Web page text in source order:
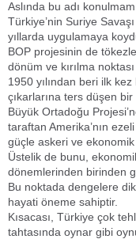
Aslında bu adı
Türkiye’nin Suriye
yıllarda uygulamaya
BOP projesinin de
dönüm ve kırılma noktası
1950 yılından beri ilk
çıkarlarına ters düşen
Büyük Ortadoğu
taraftan Amerika’nın
güçle askeri ve
Üstelik de bunu,
dönemlerinden birinden
Bu noktada dengelere
hayati öneme sahiptir.
Kısacası, Türkiye çok
tahtasında oynar gibi